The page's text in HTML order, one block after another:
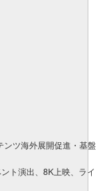
ツ海外展開促進・基
ト演出、8K上映、ラ